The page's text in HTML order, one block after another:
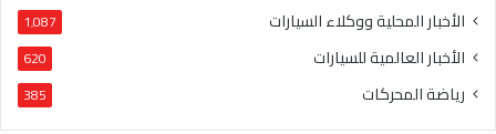
الأخبار المحلية ووكلاء السيارات 1٬087
الأخبار العالمية للسيارات 620
رياضة المحركات 385